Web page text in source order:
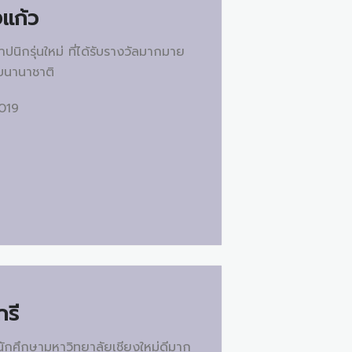
ก้ว
นิกรุ่นใหม่ ที่ได้รับรางวัลมากมาย
นานาชาติ
รี
ศึกษามหาวิทยาลัยเชียงใหม่ดีมาก